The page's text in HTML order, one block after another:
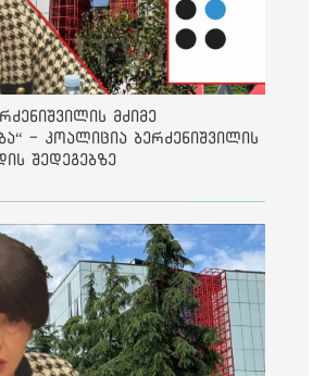
მძიმე
- კოალიცია ბერძენიშვილის
შედეგებზე